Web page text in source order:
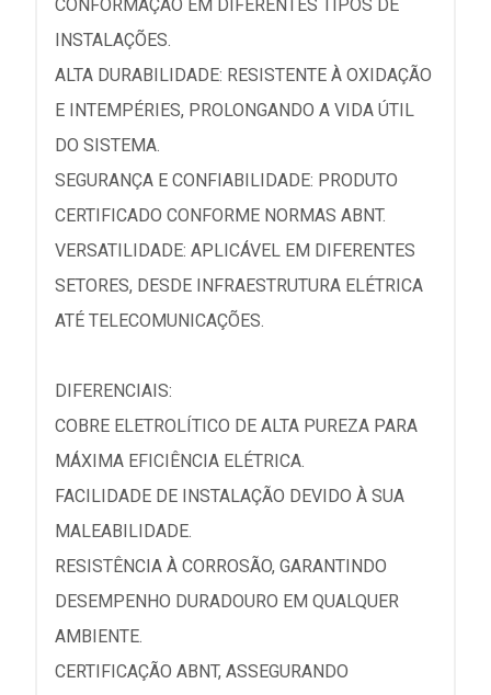
CONFORMAÇÃO EM DIFERENTES TIPOS DE
INSTALAÇÕES.
ALTA DURABILIDADE: RESISTENTE À OXIDAÇÃO
E INTEMPÉRIES, PROLONGANDO A VIDA ÚTIL
DO SISTEMA.
SEGURANÇA E CONFIABILIDADE: PRODUTO
CERTIFICADO CONFORME NORMAS ABNT.
VERSATILIDADE: APLICÁVEL EM DIFERENTES
SETORES, DESDE INFRAESTRUTURA ELÉTRICA
ATÉ TELECOMUNICAÇÕES.
DIFERENCIAIS:
COBRE ELETROLÍTICO DE ALTA PUREZA PARA
MÁXIMA EFICIÊNCIA ELÉTRICA.
FACILIDADE DE INSTALAÇÃO DEVIDO À SUA
MALEABILIDADE.
RESISTÊNCIA À CORROSÃO, GARANTINDO
DESEMPENHO DURADOURO EM QUALQUER
AMBIENTE.
CERTIFICAÇÃO ABNT, ASSEGURANDO